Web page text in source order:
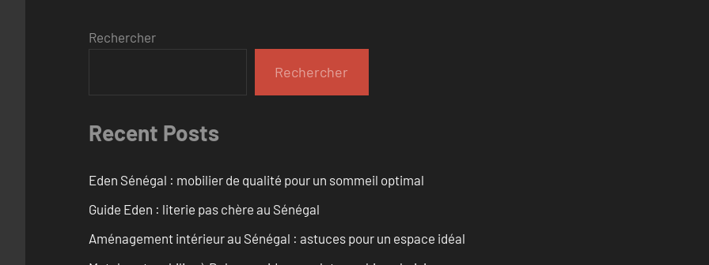
Rechercher
Rechercher
Recent Posts
Eden Sénégal : mobilier de qualité pour un sommeil optimal
Guide Eden : literie pas chère au Sénégal
Aménagement intérieur au Sénégal : astuces pour un espace idéal